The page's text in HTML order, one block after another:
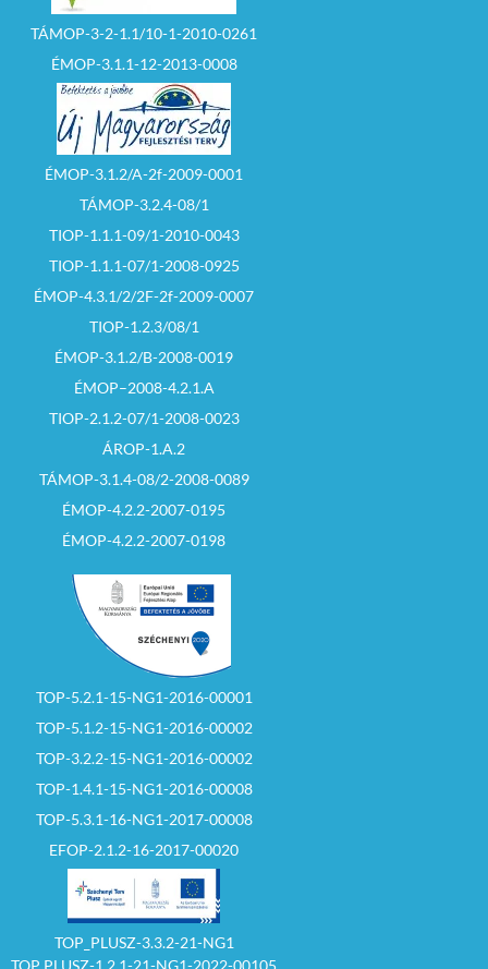
TÁMOP-3-2-1.1/10-1-2010-0261
ÉMOP-3.1.1-12-2013-0008
ÉMOP-3.1.2/A-2f-2009-0001
TÁMOP-3.2.4-08/1
TIOP-1.1.1-09/1-2010-0043
TIOP-1.1.1-07/1-2008-0925
ÉMOP-4.3.1/2/2F-2f-2009-0007
TIOP-1.2.3/08/1
ÉMOP-3.1.2/B-2008-0019
ÉMOP–2008-4.2.1.A
TIOP-2.1.2-07/1-2008-0023
ÁROP-1.A.2
TÁMOP-3.1.4-08/2-2008-0089
ÉMOP-4.2.2-2007-0195
ÉMOP-4.2.2-2007-0198
TOP-5.2.1-15-NG1-2016-00001
TOP-5.1.2-15-NG1-2016-00002
TOP-3.2.2-15-NG1-2016-00002
TOP-1.4.1-15-NG1-2016-00008
TOP-5.3.1-16-NG1-2017-00008
EFOP-2.1.2-16-2017-00020
TOP_PLUSZ-3.3.2-21-NG1